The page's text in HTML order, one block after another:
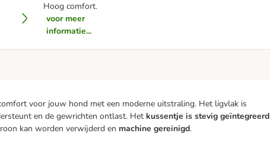
Hoog comfort.
voor meer
informatie...
voor jouw hond met een moderne uitstraling. Het ligvlak is
en de gewrichten ontlast. Het kussentje is stevig geïntegreerd
kan worden verwijderd en machine gereinigd.